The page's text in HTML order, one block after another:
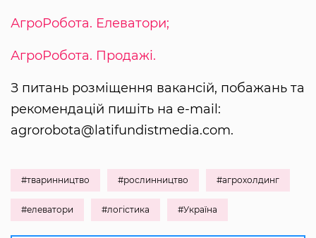
АгроРобота. Елеватори;
АгроРобота. Продажі.
З питань розміщення вакансій, побажань та
рекомендацій пишіть на e-mail:
agrorobota@latifundistmedia.com.
#тваринництво #рослинництво #агрохолдинг
#елеватори #логістика #Україна